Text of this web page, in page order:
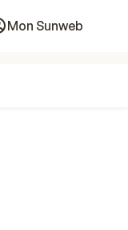
Mon Sunweb